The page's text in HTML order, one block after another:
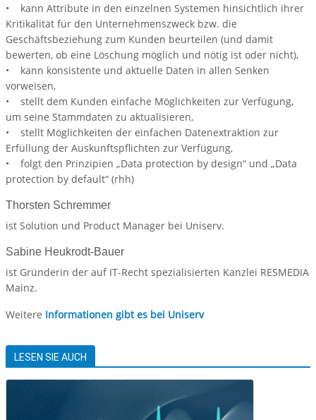
• kann Attribute in den einzelnen Systemen hinsichtlich ihrer
Kritikalität für den Unternehmenszweck bzw. die
Geschäftsbeziehung zum Kunden beurteilen (und damit
bewerten, ob eine Löschung möglich und nötig ist oder nicht),
• kann konsistente und aktuelle Daten in allen Senken
vorweisen,
• stellt dem Kunden einfache Möglichkeiten zur Verfügung,
um seine Stammdaten zu aktualisieren,
• stellt Möglichkeiten der einfachen Datenextraktion zur
Erfüllung der Auskunftspflichten zur Verfügung,
• folgt den Prinzipien „Data protection by design“ und „Data
protection by default“ (rhh)
Thorsten Schremmer
ist Solution und Product Manager bei Uniserv.
Sabine Heukrodt-Bauer
ist Gründerin der auf IT-Recht spezialisierten Kanzlei RESMEDIA
Mainz.
Weitere Informationen gibt es bei Uniserv
LESEN SIE AUCH